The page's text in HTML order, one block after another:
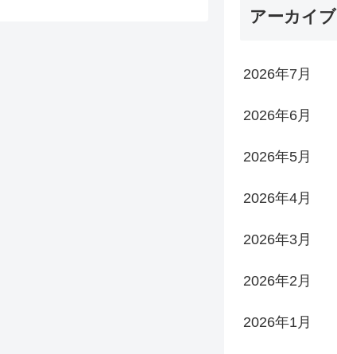
アーカイブ
2026年7月
2026年6月
2026年5月
2026年4月
2026年3月
2026年2月
2026年1月